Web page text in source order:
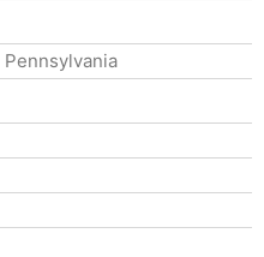
Pennsylvania